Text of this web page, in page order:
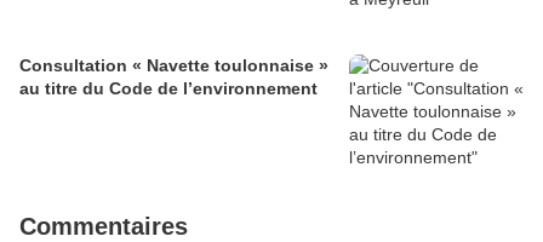
Consultation « Navette toulonnaise »
au titre du Code de l’environnement
Commentaires